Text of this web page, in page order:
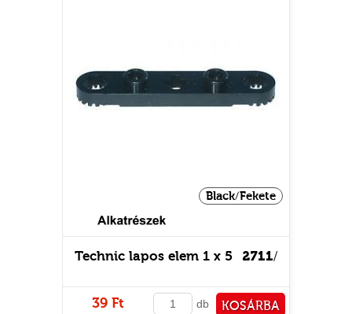
Black/Fekete
2711/
Technic lapos elem 1 x 5
39 Ft db KOSÁRBA